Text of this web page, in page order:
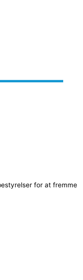
for at fremme